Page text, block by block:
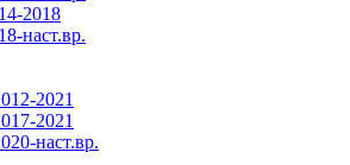
2018
наст.вр.
2021
2021
наст.вр.